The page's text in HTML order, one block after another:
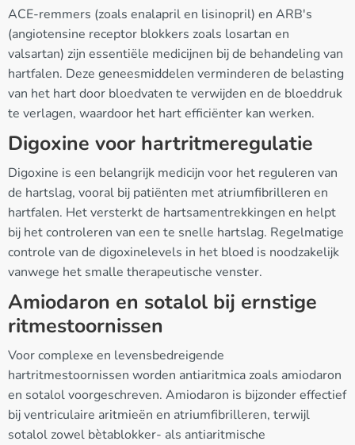
ACE-remmers (zoals enalapril en lisinopril) en ARB's
(angiotensine receptor blokkers zoals losartan en
valsartan) zijn essentiële medicijnen bij de behandeling van
hartfalen. Deze geneesmiddelen verminderen de belasting
van het hart door bloedvaten te verwijden en de bloeddruk
te verlagen, waardoor het hart efficiënter kan werken.
Digoxine voor hartritmeregulatie
Digoxine is een belangrijk medicijn voor het reguleren van
de hartslag, vooral bij patiënten met atriumfibrilleren en
hartfalen. Het versterkt de hartsamentrekkingen en helpt
bij het controleren van een te snelle hartslag. Regelmatige
controle van de digoxinelevels in het bloed is noodzakelijk
vanwege het smalle therapeutische venster.
Amiodaron en sotalol bij ernstige
ritmestoornissen
Voor complexe en levensbedreigende
hartritmestoornissen worden antiaritmica zoals amiodaron
en sotalol voorgeschreven. Amiodaron is bijzonder effectief
bij ventriculaire aritmieën en atriumfibrilleren, terwijl
sotalol zowel bètablokker- als antiaritmische